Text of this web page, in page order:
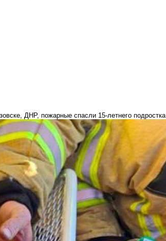
ДНР, пожарные спасли 15-летнего подростка